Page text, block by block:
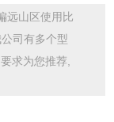
远山区使用比
司有多个型
求为您推荐,